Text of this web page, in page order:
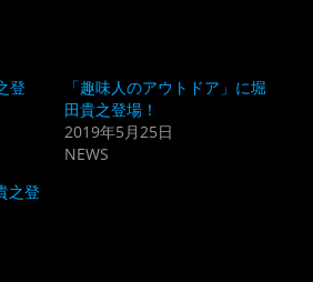
登
「趣味人のアウトドア」に堀
田貴之登場！
2019年5月25日
NEWS
之登